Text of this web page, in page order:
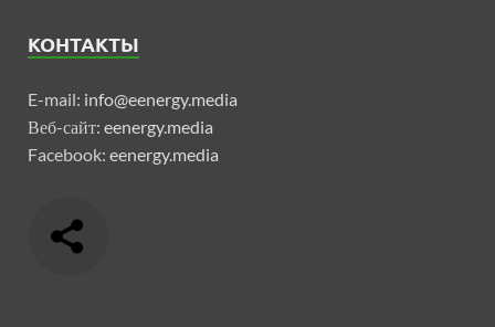
КОНТАКТЫ
E-mail: info@eenergy.media
Веб-сайт: eenergy.media
Facebook: eenergy.media